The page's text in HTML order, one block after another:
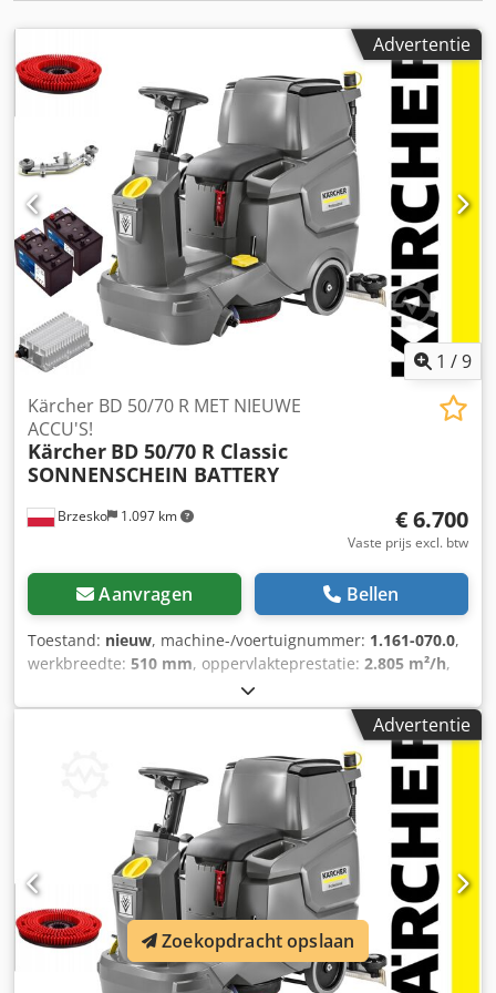
bedienelementen. - Zeer wendbaar en makkelijk te
manoeuvreren. Uitstekend zicht op het te reinigen
oppervlak. - Ontwikkeld voor dagelijks gebruik. Robuust,
duurzaam en betrouwbaar apparaat. Bijzondere
kenmerken: - Mogelijkheden voor het aanbrengen van
haken, containers, moppen etc. - Extra
schoonmaakaccessoires kunnen worden meegenomen. -
Zeer goede prijs-kwaliteitverhouding.
Advertentie
1 /9
Brzesko 1.097 km
Kärcher BD 50/70 R MET NIEUWE
ACCU'S!
Kärcher BD 50/70 R Classic
SONNENSCHEIN BATTERY
€ 6.700
Vaste prijs excl. btw
Aanvragen Bellen
Toestand: nieuw, machine-/voertuignummer: 1.161-070.0,
werkbreedte: 510 mm, oppervlakteprestatie: 2.805 m²/h,
, garantieduur:
watercapaciteit van de tank:70 l, batterijcapaciteit:105 Ah,
Technische gegevens: Staat - NIEUW! Catalogusnummer:
1.161-070.0 Aandrijving: accu Rijaandrijving: rijmotor
Werkbreedte borstel (mm): 510 Werkbreedte zuigen (mm):
900 Tank inhoud schoon-/vuilwater (l): 70 / 75 Theoretische
oppervlakteprestatie (m²/u): 2805 Batterij (V / Ah): 24 / 105
Netspanning lader (V / Hz): 95 – 253 / 50 – 60
Borsteldraaisnelheid (tpm): 180 Borsteldruk (g/cm² / kg): 13
/ 20 Waterverbruik (l/min): max. 2,3 Geluidsdrukniveau
(dB(A)): 66 Toelaatbaar totaalgewicht (kg): 345 Eigen
gewicht zonder toebehoren (kg): 100 Afmetingen (L × B × H)
(mm): 1310 × 590 × 1060 Leveringsomvang en uitrusting:
Advertentie
Zoekopdracht opslaan